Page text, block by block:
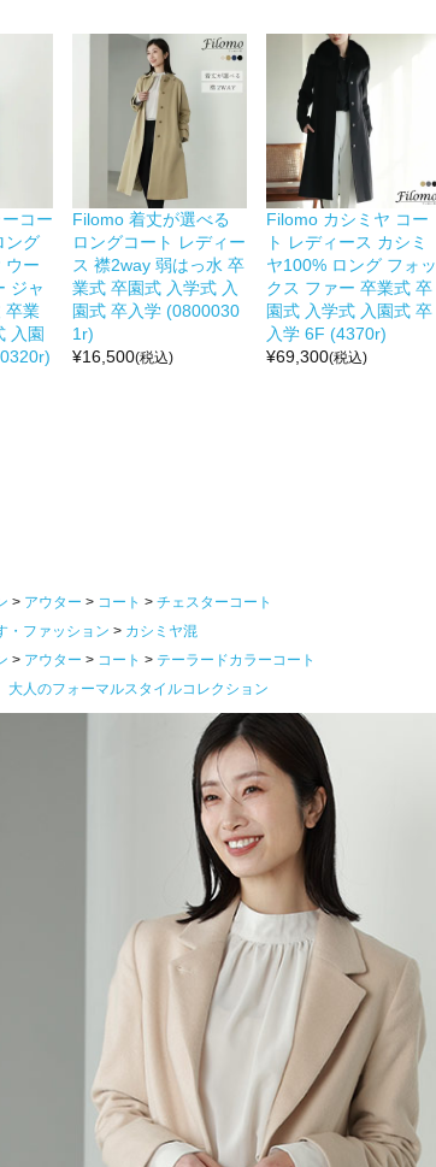
コー
ング
ウー
ジャ
卒業
入園
Filomo 着丈が選べる
ロングコート レディー
ス 襟2way 弱はっ水 卒
業式 卒園式 入学式 入
園式 卒入学 (0800030
1r)
¥16,500(税込)
Filomo カシミヤ コー
ト レディース カシミ
ヤ100% ロング フォッ
クス ファー 卒業式 卒
園式 入学式 入園式 卒
入学 6F (4370r)
¥69,300(税込)
アウター コート
チェスターコート
・ファッション
カシミヤ混
アウター コート
テーラードカラーコート
大人のフォーマルスタイルコレクション